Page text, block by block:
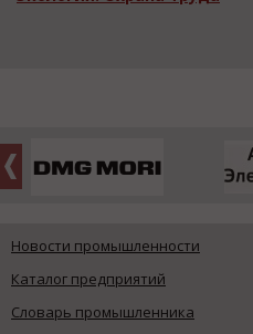
Новости промышленности
Каталог предприятий
Словарь промышленника